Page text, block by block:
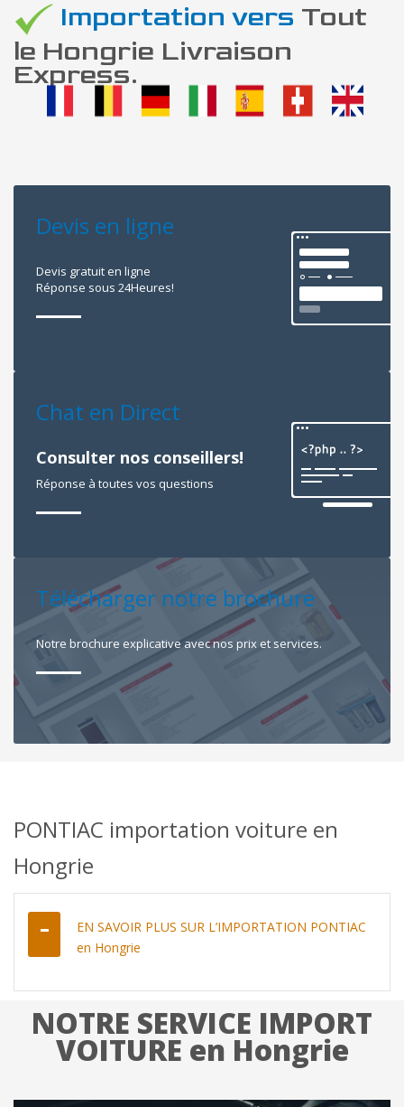
Importation vers Tout
le Hongrie Livraison
Express.
Devis en ligne
Devis gratuit en ligne
Réponse sous 24Heures!
Chat en Direct
Consulter nos conseillers!
Réponse à toutes vos questions
Télécharger notre brochure
Notre brochure explicative avec nos prix et services.
PONTIAC importation voiture en
Hongrie
EN SAVOIR PLUS SUR L’IMPORTATION PONTIAC
en Hongrie
NOTRE SERVICE IMPORT
VOITURE en Hongrie